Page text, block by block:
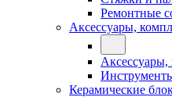
Ремонтные
Аксессуары,
Керамические